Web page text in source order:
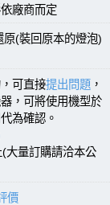
廠商而定
(裝回原本的燈泡)
可直接提出問題 ，
，可將使用機型於
為確認。
大量訂購請洽本公
價